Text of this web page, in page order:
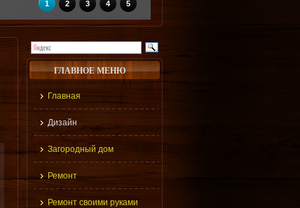
1 2 3 4 5
ГЛАВНОЕ МЕНЮ
Главная
Дизайн
Загородный дом
Ремонт
Ремонт своими руками